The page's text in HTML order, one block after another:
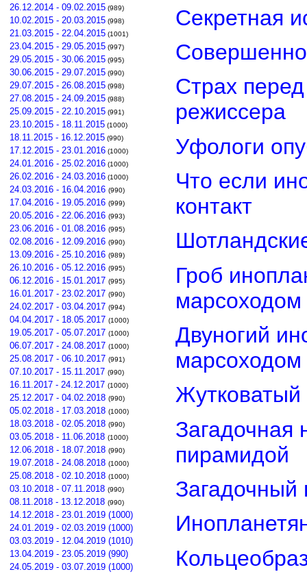
26.12.2014 - 09.02.2015 (989)
10.02.2015 - 20.03.2015 (998)
21.03.2015 - 22.04.2015 (1001)
23.04.2015 - 29.05.2015 (997)
29.05.2015 - 30.06.2015 (995)
30.06.2015 - 29.07.2015 (990)
29.07.2015 - 26.08.2015 (998)
27.08.2015 - 24.09.2015 (988)
25.09.2015 - 22.10.2015 (991)
23.10.2015 - 18.11.2015 (1000)
18.11.2015 - 16.12.2015 (990)
17.12.2015 - 23.01.2016 (1000)
24.01.2016 - 25.02.2016 (1000)
26.02.2016 - 24.03.2016 (1000)
24.03.2016 - 16.04.2016 (990)
17.04.2016 - 19.05.2016 (999)
20.05.2016 - 22.06.2016 (993)
23.06.2016 - 01.08.2016 (995)
02.08.2016 - 12.09.2016 (990)
13.09.2016 - 25.10.2016 (989)
26.10.2016 - 05.12.2016 (995)
06.12.2016 - 15.01.2017 (995)
16.01.2017 - 23.02.2017 (990)
24.02.2017 - 03.04.2017 (994)
04.04.2017 - 18.05.2017 (1000)
19.05.2017 - 05.07.2017 (1000)
06.07.2017 - 24.08.2017 (1000)
25.08.2017 - 06.10.2017 (991)
07.10.2017 - 15.11.2017 (990)
16.11.2017 - 24.12.2017 (1000)
25.12.2017 - 04.02.2018 (990)
05.02.2018 - 17.03.2018 (1000)
18.03.2018 - 02.05.2018 (990)
03.05.2018 - 11.06.2018 (1000)
12.06.2018 - 18.07.2018 (990)
19.07.2018 - 24.08.2018 (1000)
25.08.2018 - 02.10.2018 (1000)
03.10.2018 - 07.11.2018 (990)
08.11.2018 - 13.12.2018 (990)
14.12.2018 - 23.01.2019 (1000)
24.01.2019 - 02.03.2019 (1000)
03.03.2019 - 12.04.2019 (1010)
13.04.2019 - 23.05.2019 (990)
24.05.2019 - 03.07.2019 (1000)
Секретная
Страх
режиссера
Уфологи
Что если
контакт
Гроб
марсоходом
Двуногий
марсоходом
Загадочная
пирамидой